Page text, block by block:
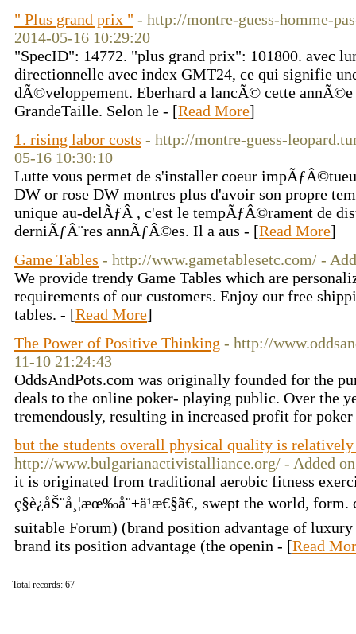
" Plus grand prix " - http://montre-guess-homme-
2014-05-16 10:29:20
"SpecID": 14772. "plus grand prix": 101800. avec
directionnelle avec index GMT24, ce qui signifie
dÃ©veloppement. Eberhard a lancÃ© cette
GrandeTaille. Selon le - [Read More]
1. rising labor costs - http://montre-guess-
05-16 10:30:10
Lutte vous permet de s'installer coeur
DW or rose DW montres plus d'avoir son propre
unique au-delÃƒÂ , c'est le tempÃƒÂ©rament de
derniÃƒÂ¨res annÃƒÂ©es. Il a aus - [Read More]
Game Tables - http://www.gametablesetc.com/ -
We provide trendy Game Tables which are
requirements of our customers. Enjoy our free
tables. - [Read More]
The Power of Positive Thinking - http://
11-10 21:24:43
OddsAndPots.com was originally founded for the
deals to the online poker- playing public. Over the
tremendously, resulting in increased profit for
but the students overall physical quality is relatively
http://www.bulgarianactivistalliance.org/ - Added
it is originated from traditional aerobic fitness
ç§è¿åŠ¨å¸¦æœ‰å¨±ä¹æ€§ã€‚ swept the world,
suitable Forum) (brand position advantage of
brand its position advantage (the openin - [Read
Total records: 67